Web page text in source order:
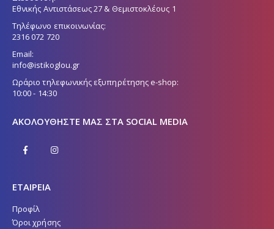
Εθνικής Αντιστάσεως 27 & Θεμιστοκλέους 1
Τηλέφωνο επικοινωνίας:
2316 072 720
Email:
info@istikoglou.gr
Ωράριο τηλεφωνικής εξυπηρέτησης e-shop:
10:00 - 14:30
ΑΚΟΛΟΥΘΉΣΤΕ ΜΑΣ ΣΤΑ SOCIAL MEDIA
ΕΤΑΙΡΕΙΑ
Προφίλ
Όροι χρήσης